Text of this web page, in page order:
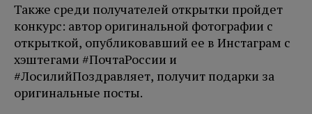
Также среди получателей открытки пройдет
конкурс: автор оригинальной фотографии с
открыткой, опубликовавший ее в Инстаграм с
хэштегами #ПочтаРоссии и
#ЛосилийПоздравляет, получит подарки за
оригинальные посты.